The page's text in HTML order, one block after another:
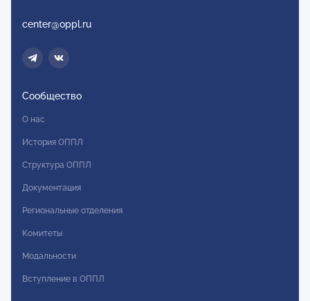
center@oppl.ru
Сообщество
О нас
История ОППЛ
Структура ОППЛ
Документация
Региональные отделения
Комитеты
Модальности
Вступление в ОППЛ